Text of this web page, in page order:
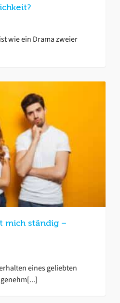
wie ein Drama zweier
mich ständig –
eines geliebten